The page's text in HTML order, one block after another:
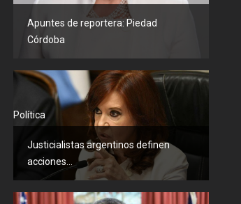
Apuntes de reportera: Piedad
Córdoba
Política
Justicialistas argentinos definen
acciones...